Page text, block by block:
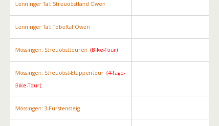
Lenninger Tal: Streuobstland Owen
Lenninger Tal: Tobeltal Owen
Mössingen: Streuobsttouren (Bike-Tour)
Mössingen: Streuobst-Etappentour (4-Tage-
Bike-Tour)
Mössingen: 3-Fürstensteig